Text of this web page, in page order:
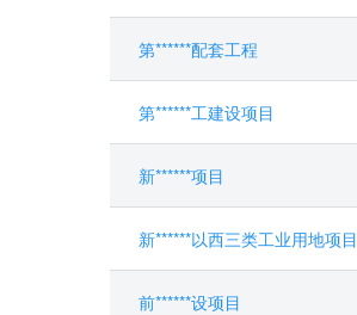
第******配套工程
第******工建设项目
新******项目
新******以西三类工业用地项目
前******设项目